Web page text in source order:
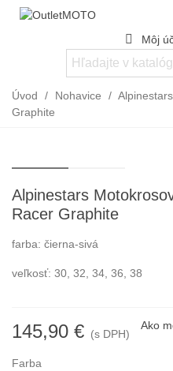
Môj
Úvod / Nohavice /
Graphite
Alpinestars
Racer Graphite
farba: čierna-sivá
veľkosť: 30, 32, 34, 36, 38
145,90 € (s DPH)
Ako
Farba